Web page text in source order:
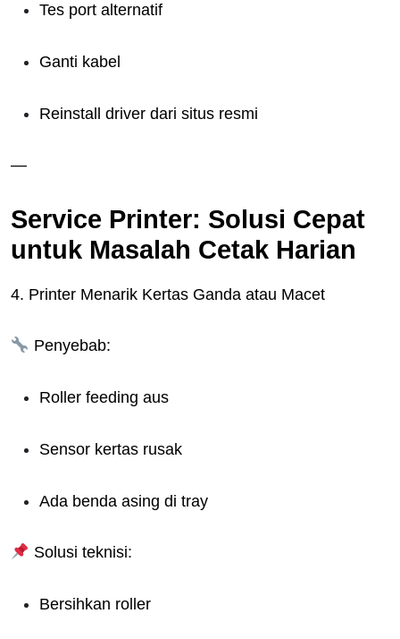
Tes port alternatif
Ganti kabel
Reinstall driver dari situs resmi
—
Service Printer: Solusi Cepat
untuk Masalah Cetak Harian
4. Printer Menarik Kertas Ganda atau Macet
Penyebab:
Roller feeding aus
Sensor kertas rusak
Ada benda asing di tray
Solusi teknisi:
Bersihkan roller